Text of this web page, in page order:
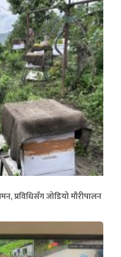
प्रविधिसँग जोडियो मौरीपालन